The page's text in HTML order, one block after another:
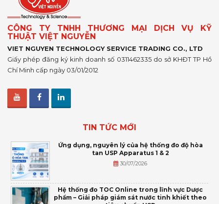
CÔNG TY TNHH THƯƠNG MẠI DỊCH VỤ KỸ
THUẬT VIỆT NGUYỄN
VIET NGUYEN TECHNOLOGY SERVICE TRADING CO., LTD
Giấy phép đăng ký kinh doanh số 0311462335 do sở KHĐT TP Hồ
Chí Minh cấp ngày 03/01/2012
TIN TỨC MỚI
Ứng dụng, nguyên lý của hệ thống đo độ hòa
tan USP Apparatus 1 & 2
30/07/2026
Hệ thống đo TOC Online trong lĩnh vực Dược
phẩm – Giải pháp giám sát nước tinh khiết theo